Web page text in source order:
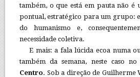
também, o que está em pauta não é
pontual, estratégico para um grupo:
do humanismo e,
necessidade coletiva.
E mais: a fala lúcida ecoa numa
também da semana, neste caso no
Centro. Sob a direção de Guilherme